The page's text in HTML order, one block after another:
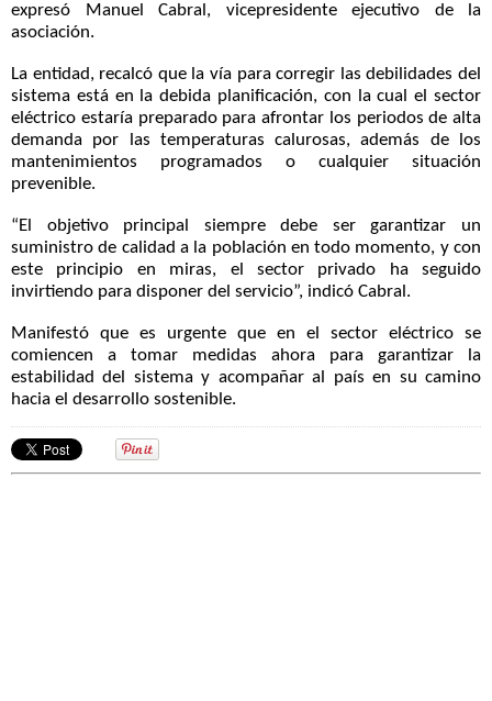
expresó Manuel Cabral, vicepresidente ejecutivo de la
asociación.
La entidad, recalcó que la vía para corregir las debilidades del
sistema está en la debida planificación, con la cual el sector
eléctrico estaría preparado para afrontar los periodos de alta
demanda por las temperaturas calurosas, además de los
mantenimientos programados o cualquier situación
prevenible.
“El objetivo principal siempre debe ser garantizar un
suministro de calidad a la población en todo momento, y con
este principio en miras, el sector privado ha seguido
invirtiendo para disponer del servicio”, indicó Cabral.
Manifestó que es urgente que en el sector eléctrico se
comiencen a tomar medidas ahora para garantizar la
estabilidad del sistema y acompañar al país en su camino
hacia el desarrollo sostenible.